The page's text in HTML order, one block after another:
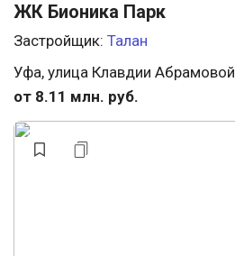
ЖК Бионика Парк
Застройщик: Талан
Уфа, улица Клавдии Абрамовой
от 8.11 млн. руб.